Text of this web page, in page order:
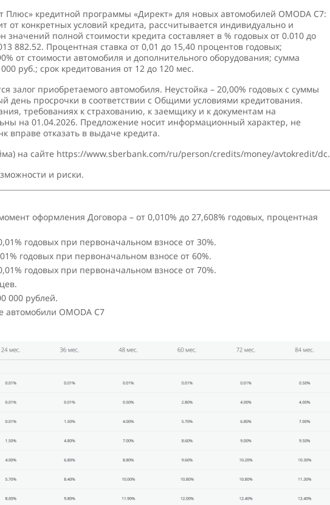
Плюс» кредитной программы «Директ» для новых автомобилей OMODA С7:
от конкретных условий кредита, рассчитывается индивидуально и
значений полной стоимости кредита составляет в % годовых от 0.010 до
882.52. Процентная ставка от 0,01 до 15,40 процентов годовых;
от стоимости автомобиля и дополнительного оборудования; сумма
руб.; срок кредитования от 12 до 120 мес.
залог приобретаемого автомобиля. Неустойка – 20,00% годовых с суммы
день просрочки в соответствии с Общими условиями кредитования.
требованиях к страхованию, к заемщику и к документам на
на 01.04.2026. Предложение носит информационный характер, не
вправе отказать в выдаче кредита.
на сайте https://www.sberbank.com/ru/person/credits/money/avtokredit/dc.
и риски.
оформления Договора – от 0,010% до 27,608% годовых, процентная
годовых при первоначальном взносе от 30%.
годовых при первоначальном взносе от 60%.
годовых при первоначальном взносе от 70%.
000 рублей.
автомобили OMODA C7